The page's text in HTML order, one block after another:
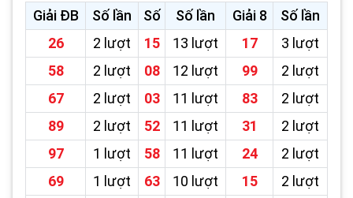
Giải ĐB
Số lần Số Số lần Giải 8
Số lần
26
2 lượt 15 13 lượt 17
3 lượt
58
2 lượt 08 12 lượt 99
2 lượt
67
2 lượt 03 11 lượt 83
2 lượt
89
2 lượt 52 11 lượt 31
2 lượt
97
1 lượt 58 11 lượt 24
2 lượt
69
1 lượt 63 10 lượt 15
2 lượt